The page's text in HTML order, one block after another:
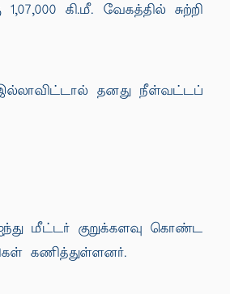
கி.மீ. வேகத்தில் சுற்றி
தனது நீள்வட்டப்
மீட்டர் குறுக்களவு கொண்ட
கணித்துள்ளனர்.